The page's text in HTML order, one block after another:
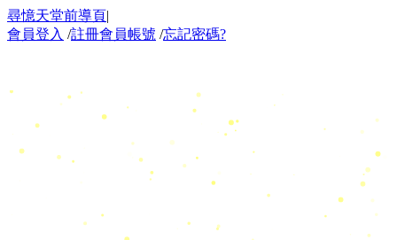
尋憶天堂前導頁|
會員登入 /註冊會員帳號 /忘記密碼?